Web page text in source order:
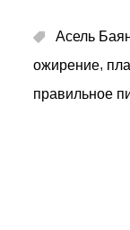
Асель
ожирение,
правильное